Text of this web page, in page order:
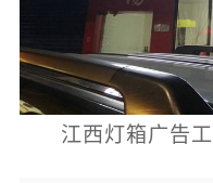
江西灯箱广告